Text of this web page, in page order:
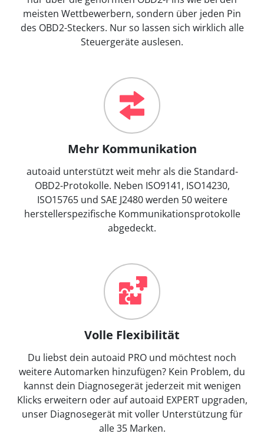
meisten Wettbewerbern, sondern über jeden Pin
des OBD2-Steckers. Nur so lassen sich wirklich alle
Steuergeräte auslesen.
Mehr Kommunikation
autoaid unterstützt weit mehr als die Standard-
OBD2-Protokolle. Neben ISO9141, ISO14230,
ISO15765 und SAE J2480 werden 50 weitere
herstellerspezifische Kommunikationsprotokolle
abgedeckt.
Volle Flexibilität
Du liebst dein autoaid PRO und möchtest noch
weitere Automarken hinzufügen? Kein Problem, du
kannst dein Diagnosegerät jederzeit mit wenigen
Klicks erweitern oder auf autoaid EXPERT upgraden,
unser Diagnosegerät mit voller Unterstützung für
alle 35 Marken.